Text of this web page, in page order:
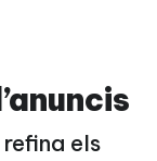
els